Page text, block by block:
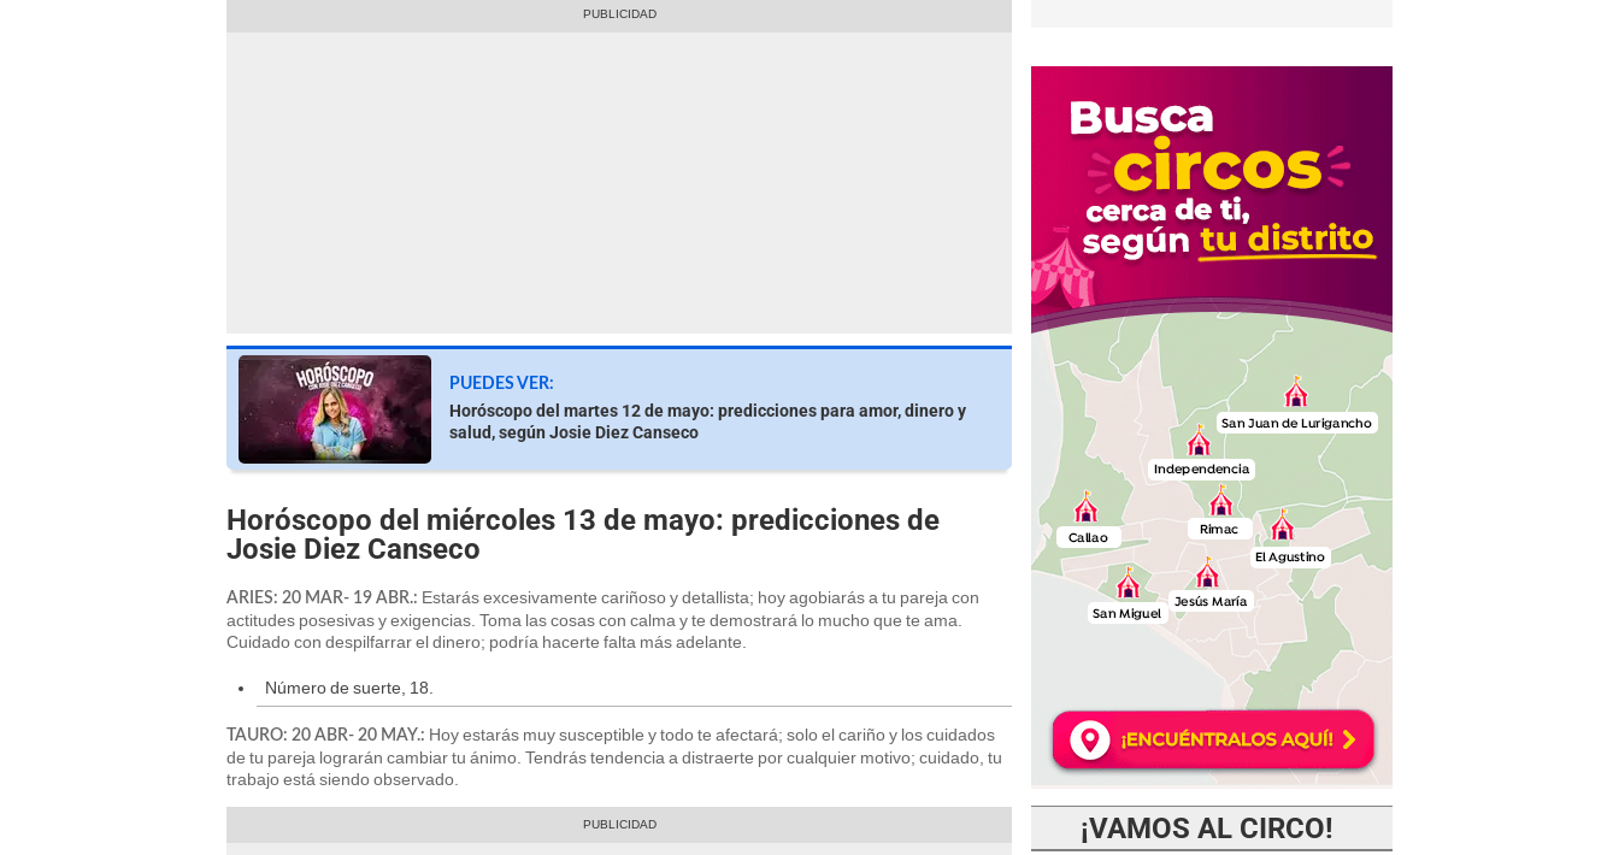
PUEDES VER:
Horóscopo del martes 12 de mayo: predicciones para amor, dinero y
salud, según Josie Diez Canseco
Horóscopo del miércoles 13 de mayo: predicciones de
Josie Diez Canseco
ARIES: 20 MAR- 19 ABR.: Estarás excesivamente cariñoso y detallista; hoy agobiarás a tu pareja con
actitudes posesivas y exigencias. Toma las cosas con calma y te demostrará lo mucho que te ama.
Cuidado con despilfarrar el dinero; podría hacerte falta más adelante.
Número de suerte, 18.
TAURO: 20 ABR- 20 MAY.: Hoy estarás muy susceptible y todo te afectará; solo el cariño y los cuidados
de tu pareja lograrán cambiar tu ánimo. Tendrás tendencia a distraerte por cualquier motivo; cuidado, tu
trabajo está siendo observado.
¡VAMOS AL CIRCO!